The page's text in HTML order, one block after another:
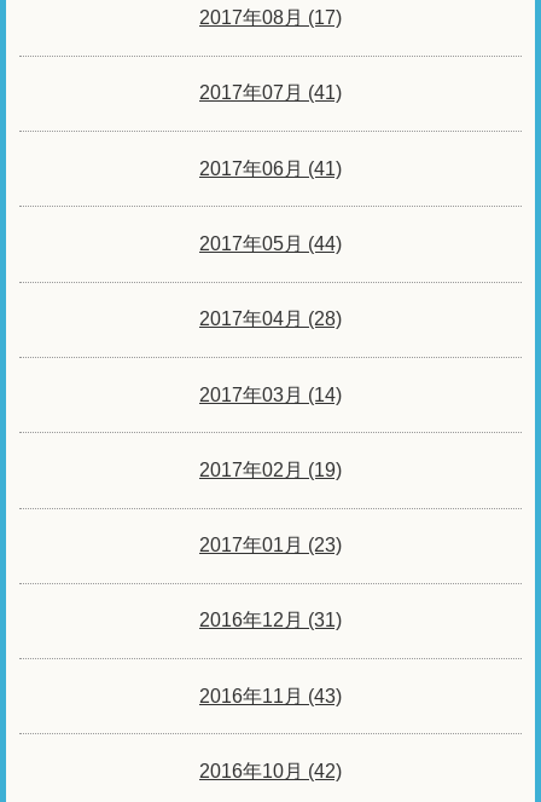
2017年08月 (17)
2017年07月 (41)
2017年06月 (41)
2017年05月 (44)
2017年04月 (28)
2017年03月 (14)
2017年02月 (19)
2017年01月 (23)
2016年12月 (31)
2016年11月 (43)
2016年10月 (42)